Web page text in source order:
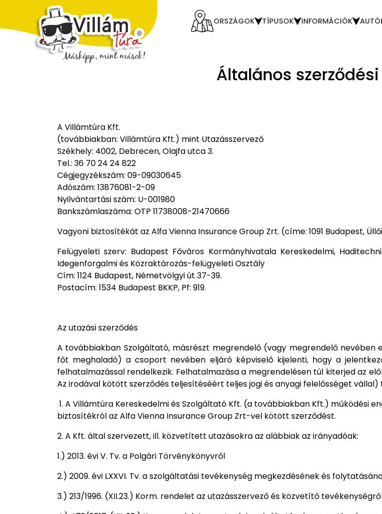
ORSZÁGOK TÍPUSOK INFORMÁCIÓK
Általános
A Villámtúra Kft.
(továbbiakban: Villámtúra Kft.) mint Utazásszervező
Székhely: 4002, Debrecen, Olajfa utca 3.
Tel.: 36 70 24 24 822
Cégjegyzékszám: 09-09030645
Adószám: 13876081-2-09
Nyilvántartási szám: U-001980
Bankszámlaszáma: OTP 11738008-21470666
Vagyoni biztosítékát az Alfa Vienna Insurance Group Zrt. (címe: 1091 Budapest,
Felügyeleti szerv: Budapest Főváros Kormányhivatala Kereskedelmi,
Idegenforgalmi és Közraktározás-felügyeleti Osztály
Cím: 1124 Budapest, Németvölgyi út 37-39.
Postacím: 1534 Budapest BKKP, Pf: 919.
Az utazási szerződés
A továbbiakban Szolgáltató, másrészt megrendelő (vagy megrendelő
főt meghaladó) a csoport nevében eljáró képviselő kijelenti, hogy a
felhatalmazással rendelkezik. Felhatalmazása a megrendelésen túl kiterjed az
Az irodával kötött szerződés teljesítéséért teljes jogi és anyagi felelősséget
1. A Villámtúra Kereskedelmi és Szolgáltató Kft. (a továbbiakban Kft.) működési
biztosítékról az Alfa Vienna Insurance Group Zrt-vel kötött szerződést.
2. A Kft. által szervezett, ill. közvetített utazásokra az alábbiak az irányadóak:
1.) 2013. évi V. Tv. a Polgári Törvénykönyvről
2.) 2009. évi LXXVI. Tv. a szolgáltatási tevékenység megkezdésének és
3.) 213/1996. (XII.23.) Korm. rendelet az utazásszervező és közvetítő